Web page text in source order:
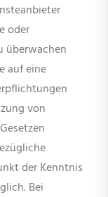
oder
überwachen
auf eine
von
der Kenntnis
Bei